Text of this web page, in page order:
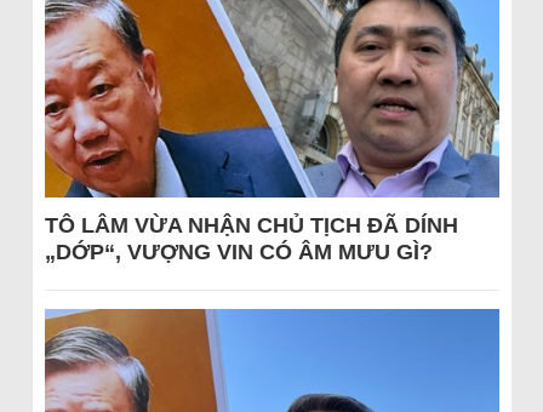
TÔ LÂM VỪA NHẬN CHỦ TỊCH ĐÃ DÍNH
„DỚP“, VƯỢNG VIN CÓ ÂM MƯU GÌ?